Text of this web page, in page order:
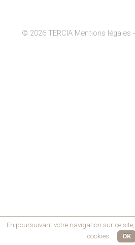
© 2026 TERCIA Mentions légales
En poursuivant votre navigation sur ce
cookies.
OK